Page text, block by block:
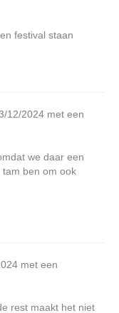
festival staan
12/2024 met een
we daar een
ben om ook
met een
rest maakt het niet